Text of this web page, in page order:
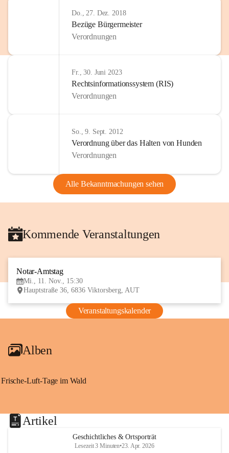
Do., 27. Dez. 2018
Bezüge Bürgermeister
Verordnungen
Fr., 30. Juni 2023
Rechtsinformationssystem (RIS)
Verordnungen
So., 9. Sept. 2012
Verordnung über das Halten von Hunden
Verordnungen
Alle Bekanntmachungen sehen
Kommende Veranstaltungen
Notar-Amtstag
Mi., 11. Nov., 15:30
Hauptstraße 36, 6836 Viktorsberg, AUT
Veranstaltungskalender
Alben
Frische-Luft-Tage im Wald
Artikel
Geschichtliches & Ortsporträt
Lesezeit 3 Minuten•23. Apr. 2026